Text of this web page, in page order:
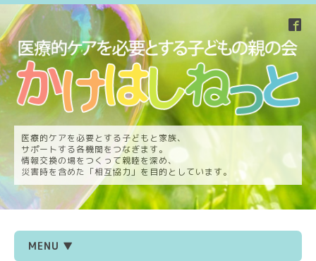
医療的ケアを必要とする子どもと家族、
サポートする各機関をつなぎます。
情報交換の場をつくって親睦を深め、
災害時を含めた「相互協力」を目的としています。
MENU ▼